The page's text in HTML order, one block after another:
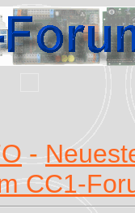
-
CC1-